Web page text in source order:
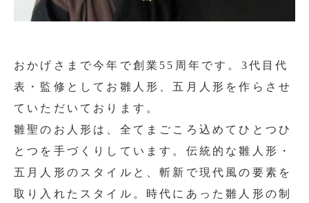
おかげさまで今年で創業55周年です。3代目代
表・監修としてお雛人形、五月人形を作らさせ
ていただいております。
雛聖のお人形は、全てまごころ込めてひとつひ
とつを手づくりしています。伝統的な雛人形・
五月人形のスタイルと、斬新で現代風の要素を
取り入れたスタイル。時代にあった雛人形の制